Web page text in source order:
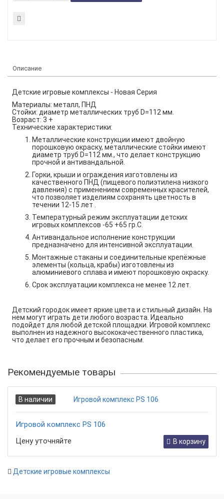
Описание
Детские игровые комплексы - Новая Серия
Материалы: металл, ПНД
Стойки: диаметр металлических труб D=112 мм.
Возраст: 3 +
Технические характеристики:
Металлические конструкции имеют двойную
порошковую окраску, металлические стойки имеют
диаметр труб D=112 мм., что делает конструкцию
прочной и антивандальной.
Горки, крыши и ограждения изготовлены из
качественного ПНД (пищевого полиэтилена низкого
давления) с применением современных красителей,
что позволяет изделиям сохранять цветность в
течении 12-15 лет .
Температурный режим эксплуатации детских
игровых комплексов -65 +65 гр.С.
Антивандальное исполнение конструкции
предназначено для интенсивной эксплуатации.
Монтажные стаканы и соединительные крепёжные
элементы (кольца, крабы) изготовлены из
алюминиевого сплава и имеют порошковую окраску.
Срок эксплуатации комплекса не менее 12 лет.
Детский городок имеет яркие цвета и стильный дизайн. На
нем могут играть дети любого возраста. Идеально
подойдет для любой детской площадки. Игровой комплекс
выполнен из надежного высококачественного пластика,
что делает его прочным и безопасным.
Рекомендуемые товары
В наличии
Игровой комплекс PS 106
Цену уточняйте
В корзину
Детские игровые комплексы